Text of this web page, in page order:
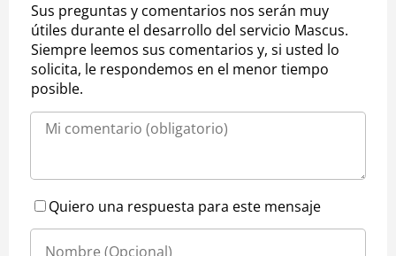
Sus preguntas y comentarios nos serán muy
útiles durante el desarrollo del servicio Mascus.
Siempre leemos sus comentarios y, si usted lo
solicita, le respondemos en el menor tiempo
posible.
Quiero una respuesta para este mensaje